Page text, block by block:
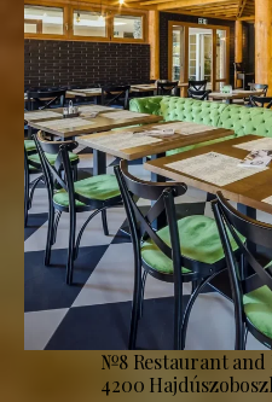
№8 Restaurant and
4200